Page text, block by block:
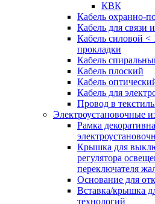
КВК
Кабель охранно-
Кабель для связи
Кабель силовой <
прокладки
Кабель
Кабель плоский
Кабель
Кабель для
Провод в
Электроустановочные
Рамка
Крышка для
регулятора
переключателя
Основание для
Вставка/крышка
технологий